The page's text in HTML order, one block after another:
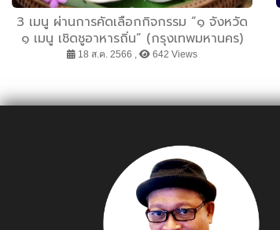
3 เมนู ผ่านการคัดเลือกกิจกรรม ”๑ จังหวัด
๑ เมนู เชิดชูอาหารถิ่น” (กรุงเทพมหานคร)
18 ส.ค. 2566 , 642 Views